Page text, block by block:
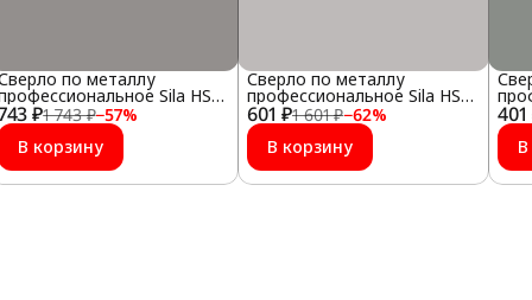
₽1 743 ₽−57%
по металлу
Sila НSS-
8,0х75х117мм
В корзину
601 ₽1 601 ₽−62%
Сверло по металлу
профессиональное Sila НSS-
G 7,0х69х109мм
В корзину
G